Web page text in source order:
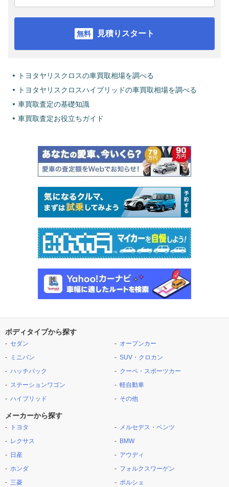
見積りスタート
トヨタヤリスクロスの車買取相場を調べる
トヨタヤリスクロスハイブリッドの車買取相場を調べる
車買取査定の基礎知識
車買取査定お役立ちガイド
ボディタイプから探す
セダン
ミニバン
ハッチバック
ステーションワゴン
ハイブリッド
オープンカー
SUV・クロカン
クーペ・スポーツカー
軽自動車
その他
メーカーから探す
トヨタ
レクサス
日産
ホンダ
三菱
メルセデス・ベンツ
BMW
アウディ
フォルクスワーゲン
ポルシェ